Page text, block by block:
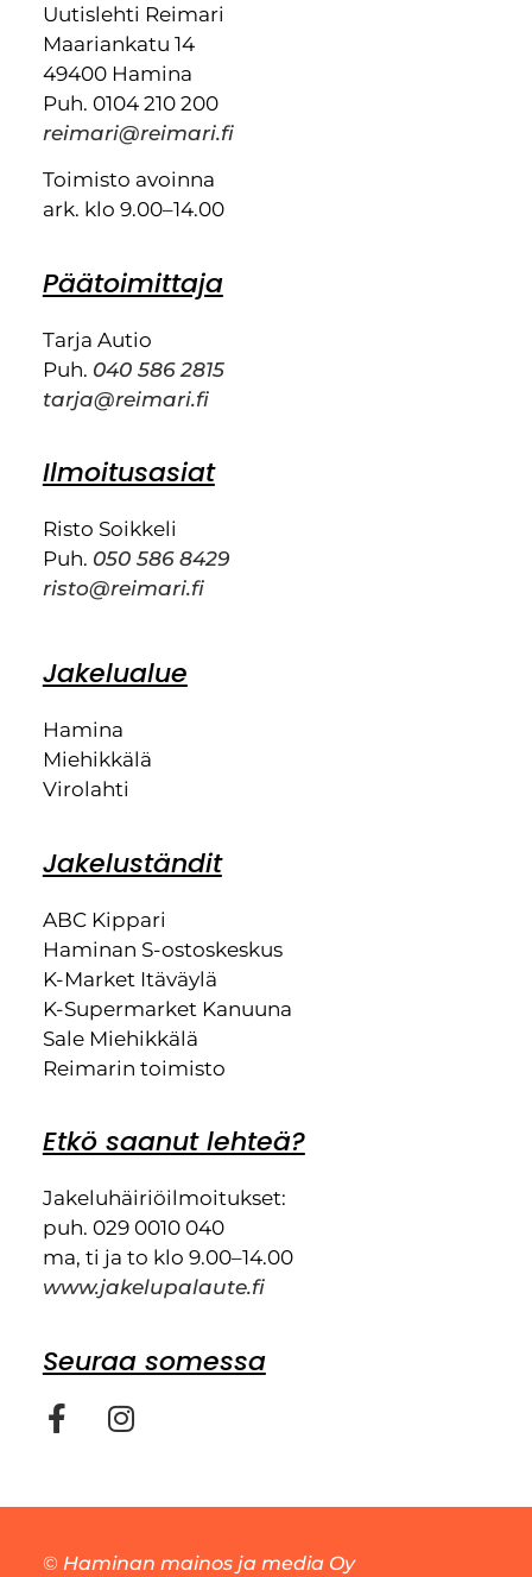
Uutislehti Reimari
Maariankatu 14
49400 Hamina
Puh. 0104 210 200
reimari@reimari.fi
Toimisto avoinna
ark. klo 9.00–14.00
Päätoimittaja
Tarja Autio
Puh. 040 586 2815
tarja@reimari.fi
Ilmoitusasiat
Risto Soikkeli
Puh. 050 586 8429
risto@reimari.fi
Jakelualue
Hamina
Miehikkälä
Virolahti
Jakeluständit
ABC Kippari
Haminan S-ostoskeskus
K-Market Itäväylä
K-Supermarket Kanuuna
Sale Miehikkälä
Reimarin toimisto
Etkö saanut lehteä?
Jakeluhäiriöilmoitukset:
puh. 029 0010 040
ma, ti ja to klo 9.00–14.00
www.jakelupalaute.fi
Seuraa somessa
© Haminan mainos ja media Oy